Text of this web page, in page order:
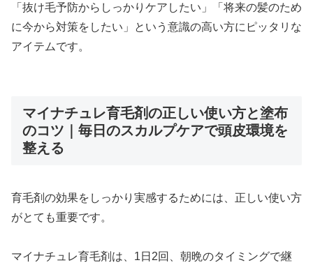
「抜け毛予防からしっかりケアしたい」「将来の髪のため
に今から対策をしたい」という意識の高い方にピッタリな
アイテムです。
マイナチュレ育毛剤の正しい使い方と塗布
のコツ｜毎日のスカルプケアで頭皮環境を
整える
育毛剤の効果をしっかり実感するためには、正しい使い方
がとても重要です。
マイナチュレ育毛剤は、1日2回、朝晩のタイミングで継